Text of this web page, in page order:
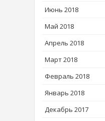
Июнь 2018
Май 2018
Апрель 2018
Март 2018
Февраль 2018
Январь 2018
Декабрь 2017